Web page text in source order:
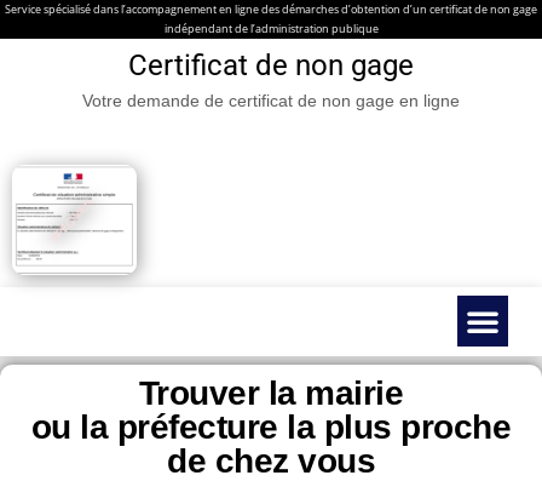
Service spécialisé dans l’accompagnement en ligne des démarches d’obtention d’un certificat de non gage
indépendant de l’administration publique
Certificat de non gage
Votre demande de certificat de non gage en ligne
Trouver la mairie
ou la préfecture la plus proche
de chez vous